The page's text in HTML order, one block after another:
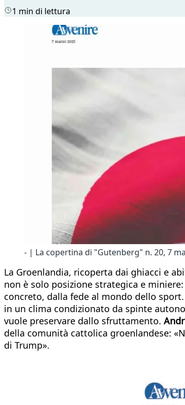
1 min di lettura
- | La copertina di "Gutenberg" n. 20, 7
La Groenlandia, ricoperta dai ghiacci e
non è solo posizione strategica e
concreto, dalla fede al mondo dello
in un clima condizionato da spinte
vuole preservare dallo sfruttamento.
della comunità cattolica groenlandese:
di Trump».